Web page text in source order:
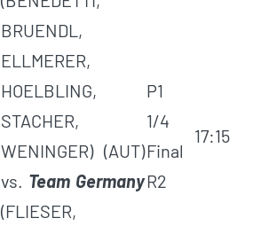
BRUENDL,
ELLMERER,
HOELBLING,
STACHER,
WENINGER) (AUT)
vs. Team Germany
(FLIESER,
P1
1/4
Final
R2
17:15